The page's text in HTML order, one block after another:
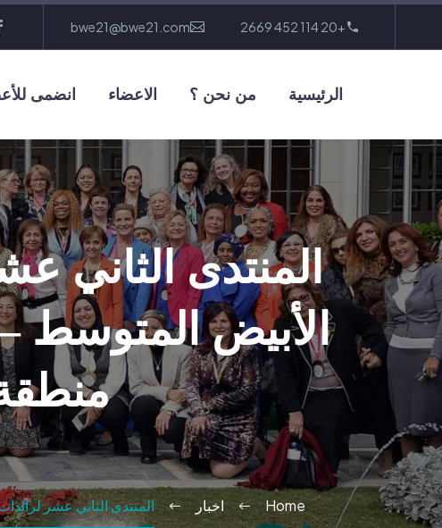
+20 114 452 2669
bwe21@bwe21.com
الرئيسية من نحن ؟ الاعضاء انضمى
المنتدى الثاني
الأبيض المتوسط
Home اخبار المنتدى الثاني عشر